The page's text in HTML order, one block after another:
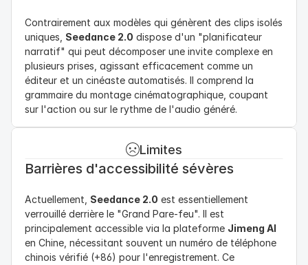
démontré les capacités de transfert de style et de
synthèse culturelle de Seedance 2.0. Il a combiné des
ressemblances de célébrités spécifiques avec une
esthétique distincte (drame d'époque chinois) et l'a
synchronisé avec de l'audio (discours/chanson en
mandarin). Cela illustre le potentiel de Seedance 2.0 dans
la production de vidéos musicales et l'adaptation de
contenus interculturels. Cela montre comment le modèle
peut "remixer" la réalité en genres entièrement nouveaux
tout en maintenant une reconnaissance faciale de haute
fidélité.
Contrairement aux modèles qui génèrent des clips isolés
uniques, Seedance 2.0 dispose d'un "planificateur
narratif" qui peut décomposer une invite complexe en
plusieurs prises, agissant efficacement comme un
éditeur et un cinéaste automatisés. Il comprend la
grammaire du montage cinématographique, coupant
sur l'action ou sur le rythme de l'audio généré.
Limites
Barrières d'accessibilité sévères
Actuellement, Seedance 2.0 est essentiellement
verrouillé derrière le "Grand Pare-feu". Il est
principalement accessible via la plateforme Jimeng AI
en Chine, nécessitant souvent un numéro de téléphone
chinois vérifié (+86) pour l'enregistrement. Ce